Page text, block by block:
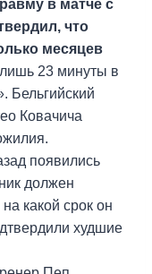
в матче с
что
месяцев
23 минуты в
Бельгийский
Ковачича
появились
должен
какой срок он
худшие